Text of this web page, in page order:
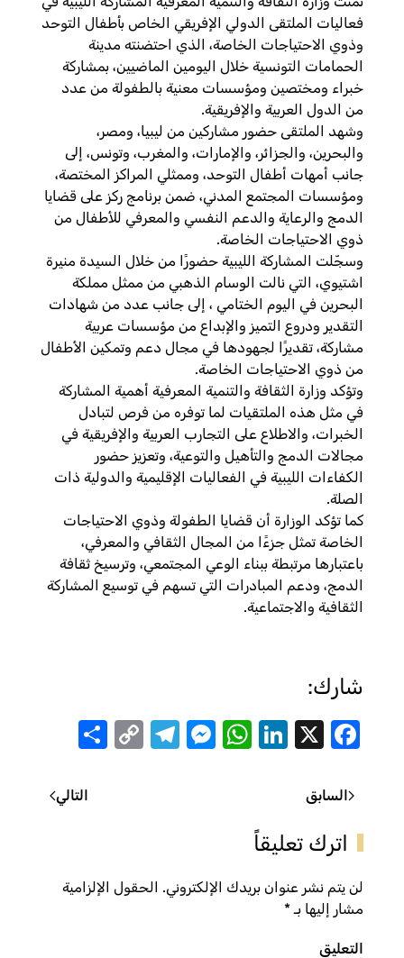
فعاليات الملتقى الدولي الإفريقي الخاص بأطفال التوحد
وذوي الاحتياجات الخاصة، الذي احتضنته مدينة
الحمامات التونسية خلال اليومين الماضيين، بمشاركة
خبراء ومختصين ومؤسسات معنية بالطفولة من عدد
من الدول العربية والإفريقية.
وشهد الملتقى حضور مشاركين من ليبيا، ومصر،
والبحرين، والجزائر، والإمارات، والمغرب، وتونس، إلى
جانب أمهات أطفال التوحد، وممثلي المراكز المختصة،
ومؤسسات المجتمع المدني، ضمن برنامج ركز على قضايا
الدمج والرعاية والدعم النفسي والمعرفي للأطفال من
ذوي الاحتياجات الخاصة.
وسجّلت المشاركة الليبية حضورًا من خلال السيدة منيرة
اشتيوي، التي نالت الوسام الذهبي من ممثل مملكة
البحرين في اليوم الختامي ، إلى جانب عدد من شهادات
التقدير ودروع التميز والإبداع من مؤسسات عربية
مشاركة، تقديرًا لجهودها في مجال دعم وتمكين الأطفال
من ذوي الاحتياجات الخاصة.
وتؤكد وزارة الثقافة والتنمية المعرفية أهمية المشاركة
في مثل هذه الملتقيات لما توفره من فرص لتبادل
الخبرات، والاطلاع على التجارب العربية والإفريقية في
مجالات الدمج والتأهيل والتوعية، وتعزيز حضور
الكفاءات الليبية في الفعاليات الإقليمية والدولية ذات
الصلة.
كما تؤكد الوزارة أن قضايا الطفولة وذوي الاحتياجات
الخاصة تمثل جزءًا من المجال الثقافي والمعرفي،
باعتبارها مرتبطة ببناء الوعي المجتمعي، وترسيخ ثقافة
الدمج، ودعم المبادرات التي تسهم في توسيع المشاركة
الثقافية والاجتماعية.
شارك:
Facebook
X
LinkedIn
WhatsApp
Messenger
Telegram
Copy
السابق التالي
اترك تعليقاً
لن يتم نشر عنوان بريدك الإلكتروني. الحقول الإلزامية
مشار إليها بـ*
التعليق